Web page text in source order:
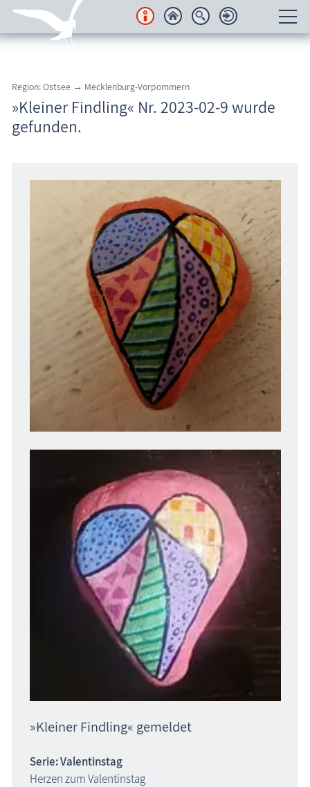
Regionales
Urlaubsorte
Wissenswertes
Veranstaltungen
Region: Ostsee → Mecklenburg-Vorpommern
»Kleiner Findling« Nr. 2023-02-9 wurde
gefunden.
»Kleiner Findling« gemeldet
Serie: Valentinstag
Herzen zum Valentinstag